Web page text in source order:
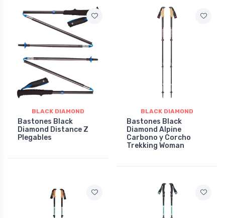
BLACK DIAMOND
Bastones Black
Diamond Distance Z
Plegables
BLACK DIAMOND
Bastones Black
Diamond Alpine
Carbono y Corcho
Trekking Woman